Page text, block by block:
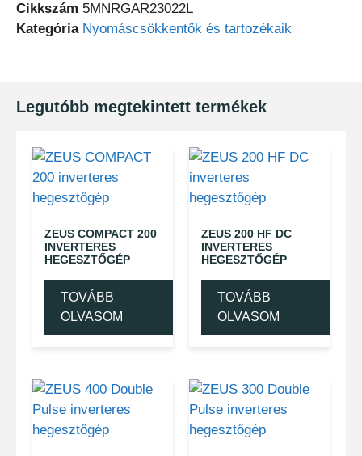
Cikkszám 5MNRGAR23022L
Kategória Nyomáscsökkentők és tartozékaik
Legutóbb megtekintett termékek
ZEUS COMPACT 200
INVERTERES
HEGESZTŐGÉP
TOVÁBB
OLVASOM
ZEUS 200 HF DC
INVERTERES
HEGESZTŐGÉP
TOVÁBB
OLVASOM